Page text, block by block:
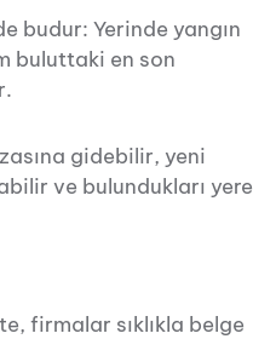
budur: Yerinde yangın
buluttaki en son
gidebilir, yeni
ve bulundukları yere
firmalar sıklıkla belge